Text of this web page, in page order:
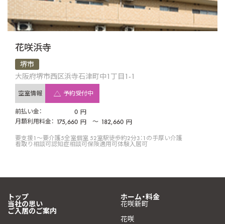
花咲浜寺
堺市
大阪府堺市西区浜寺石津町中1丁目1-1
空室情報 予約受付中
前払い金： 0 円
月額利用料金： 175,660 円 〜 182,660 円
要支援1〜要介護5全室個室 52室駅徒歩約2分3：1の手厚い介護
看取り相談可認知症相談可保険適用可体験入居可
トップ
当社の思い
ご入居のご案内
ホーム・料金
花咲新町
花咲